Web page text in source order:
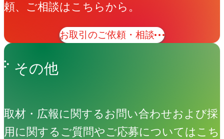
頼、ご相談はこちらから。
お取引のご依頼・相談
その他
取材・広報に関するお問い合わせおよび採
用に関するご質問やご応募についてはこち